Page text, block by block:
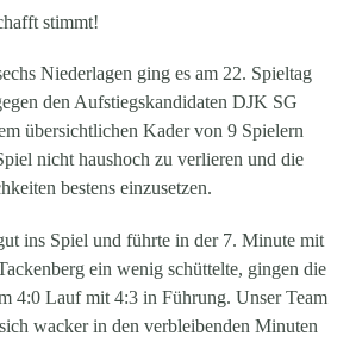
stimmt!
Niederlagen ging es am 22. Spieltag
den Aufstiegskandidaten DJK SG
übersichtlichen Kader von 9 Spielern
nicht haushoch zu verlieren und die
bestens einzusetzen.
ins Spiel und führte in der 7. Minute mit
ein wenig schüttelte, gingen die
4:0 Lauf mit 4:3 in Führung. Unser Team
wacker in den verbleibenden Minuten